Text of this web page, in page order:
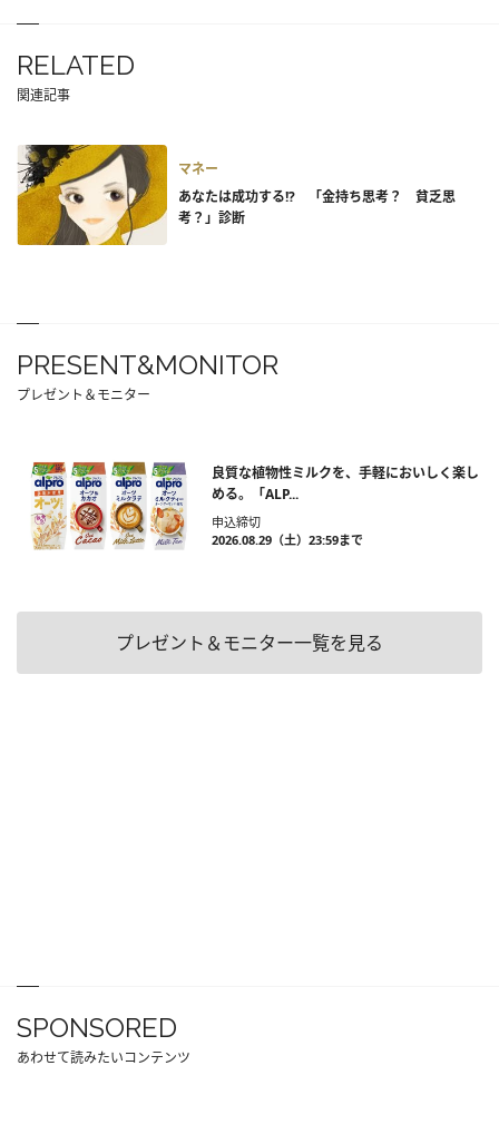
RELATED
関連記事
マネー
あなたは成功する!? 「金持ち思考？ 貧乏思
考？」診断
PRESENT&MONITOR
プレゼント＆モニター
良質な植物性ミルクを、手軽においしく楽し
める。「ALP...
申込締切
2026.08.29（土）23:59まで
プレゼント＆モニター一覧を見る
SPONSORED
あわせて読みたいコンテンツ